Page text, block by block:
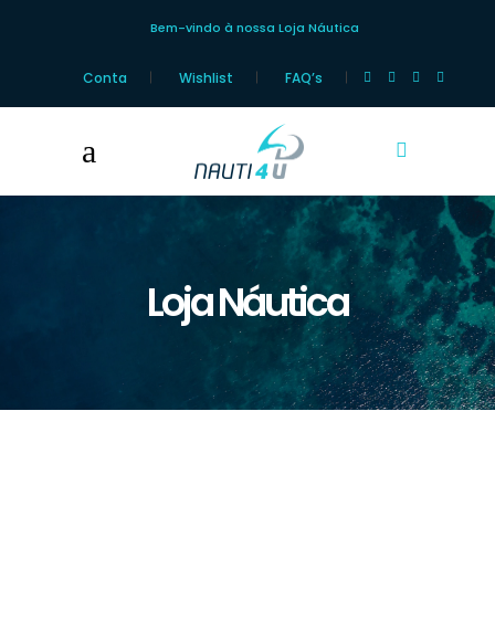
Bem-vindo à nossa Loja Náutica
Conta Wishlist FAQ’s
Loja Náutica